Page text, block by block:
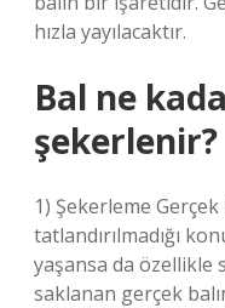
hızla yayılacaktır.
Bal ne
şekerlenir?
1) Şekerleme Gerçek
tatlandırılmadığı
yaşansa da özellikle
saklanan gerçek